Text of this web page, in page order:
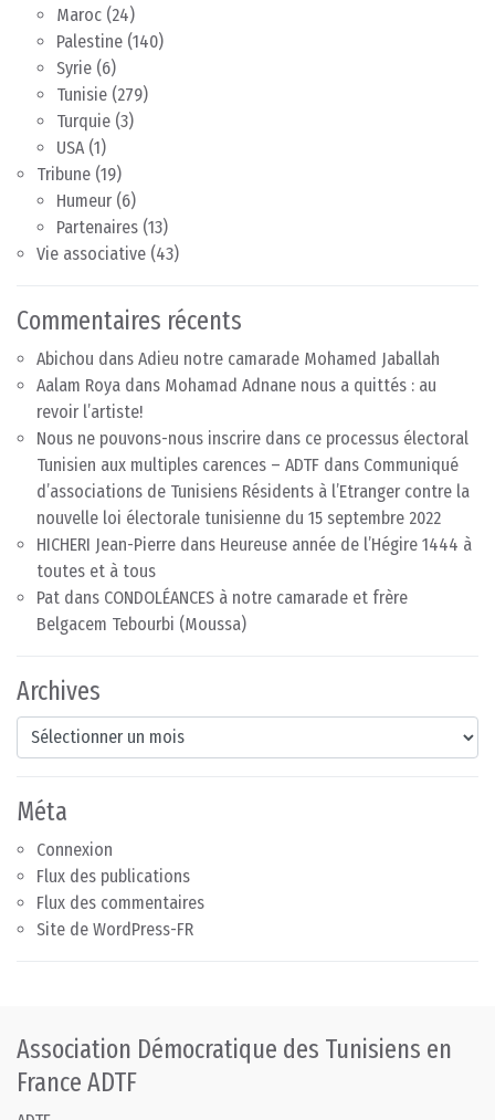
Maroc (24)
Palestine (140)
Syrie (6)
Tunisie (279)
Turquie (3)
USA(1)
Tribune (19)
Humeur (6)
Partenaires (13)
Vie associative (43)
Commentaires récents
Abichou dans Adieu notre camarade Mohamed Jaballah
Aalam Roya dans Mohamad Adnane nous a quittés : au
revoir l’artiste!
Nous ne pouvons-nous inscrire dans ce processus électoral
Tunisien aux multiples carences – ADTF dans Communiqué
d’associations de Tunisiens Résidents à l’Etranger contre la
nouvelle loi électorale tunisienne du 15 septembre 2022
HICHERI Jean-Pierre dans Heureuse année de l’Hégire 1444 à
toutes et à tous
Pat dans CONDOLÉANCES à notre camarade et frère
Belgacem Tebourbi (Moussa)
Archives
Archives
Méta
Connexion
Flux des publications
Flux des commentaires
Site de WordPress-FR
Association Démocratique des Tunisiens en
France ADTF